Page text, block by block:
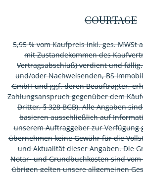
COURTAGE
5,95 % vom Kaufpreis inkl. ges. MWSt
mit Zustandekommen des
Vertragsabschluß) verdient und
und/oder Nachweisenden, BS
GmbH und ggf. deren Beauftragter,
Zahlungsanspruch gegenüber dem
Dritter, § 328 BGB). Alle Angaben
basieren ausschließlich auf
unserem Auftraggeber zur Verfügung
übernehmen keine Gewähr für die
und Aktualität dieser Angaben. Die
Notar- und Grundbuchkosten sind
übrigen gelten unsere allgemeinen